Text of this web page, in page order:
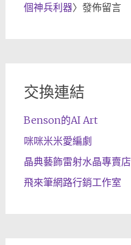
個神兵利器〉發佈留言
交換連結
Benson的AI Art
咪咪米米愛編劇
晶典藝飾雷射水晶專賣店
飛來筆網路行銷工作室